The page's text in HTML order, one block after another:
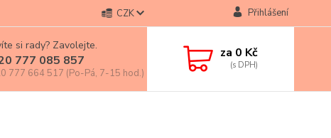
CZK Přihlášení
si rady? Zavolejte.
777 085 857
777 664 517 (Po-Pá, 7-15 hod.)
za 0 Kč